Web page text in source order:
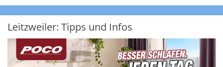
Leitzweiler: Tipps und Infos